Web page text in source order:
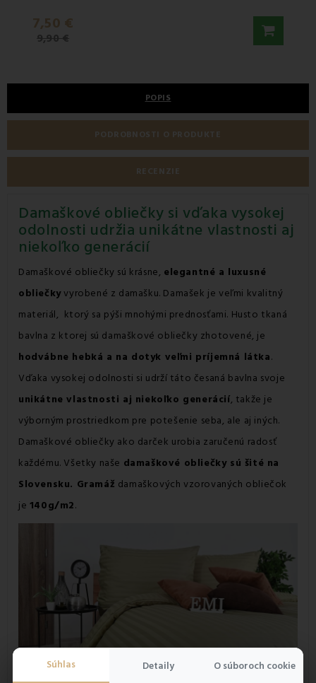
Súhlas Detaily O súboroch cookie
7,50 €
9,90 €
POPIS
PODROBNOSTI O PRODUKTE
RECENZIE
Damaškové obliečky si vďaka vysokej
odolnosti udržia unikátne vlastnosti aj
niekoľko generácií
Damaškové obliečky sú krásne, elegantné a luxusné
obliečkyvyrobené z damašku. Damašek je veľmi kvalitný
materiál, ktorý sa pýši mnohými prednosťami. Husto tkaná
bavlna z ktorej sú damaškové obliečky zhotovené, je
hodvábne hebká a na dotyk veľmi príjemná látka.
Vďaka vysokej odolnosti si udrží táto česaná bavlna svoje
unikátne vlastnosti aj niekoľko generácií, takže je
výborným prostriedkom pre potešenie seba, ale aj iných.
Damaškové obliečky ako darček urobia zaručenú radosť
každému. Všetky naše damaškové obliečky sú šité na
Slovensku. Gramáž damaškových vzorovaných obliečok
je 140g/m2.